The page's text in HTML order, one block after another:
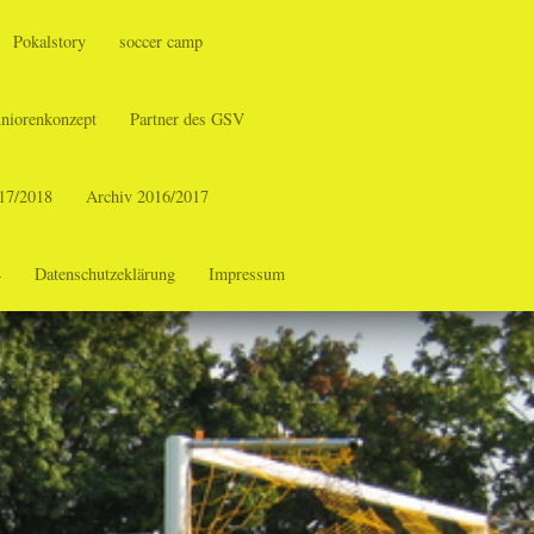
Pokalstory soccer camp
Partner des GSV
2018 Archiv 2016/2017
Datenschutzeklärung Impressum